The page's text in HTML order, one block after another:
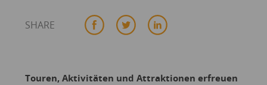
SHARE
Touren, Aktivitäten und Attraktionen erfreuen